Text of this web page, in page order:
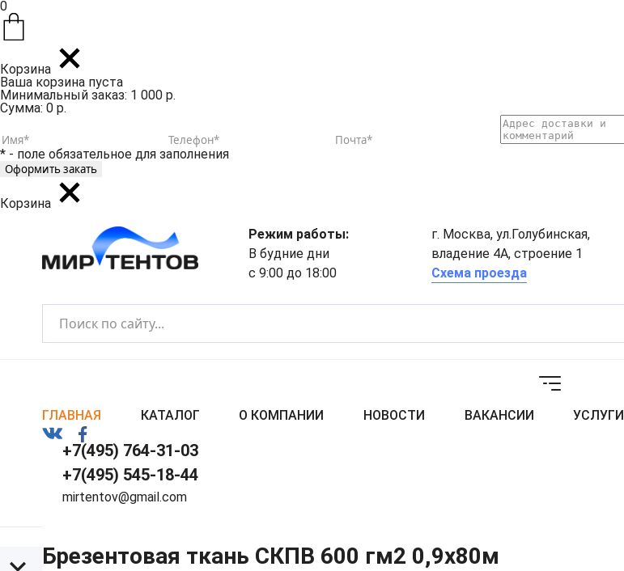
0
Корзина
Ваша корзина пуста
Минимальный заказ: 1 000 р.
Сумма: 0 р.
* - поле обязательное для заполнения
Корзина
Режим работы:
В будние дни
с 9:00 до 18:00
г. Москва, ул.Голубинская,
владение 4А, строение 1
Схема проезда
ГЛАВНАЯ КАТАЛОГ О КОМПАНИИ НОВОСТИ ВАКАНСИИ УСЛУГИ
+7(495) 764-31-03
+7(495) 545-18-44
mirtentov@gmail.com
Брезентовая ткань СКПВ 600 гм2 0,9x80м